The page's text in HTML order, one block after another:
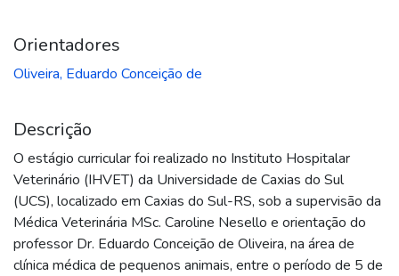
Orientadores
Oliveira, Eduardo Conceição de
Descrição
O estágio curricular foi realizado no Instituto Hospitalar
Veterinário (IHVET) da Universidade de Caxias do Sul
(UCS), localizado em Caxias do Sul-RS, sob a supervisão da
Médica Veterinária MSc. Caroline Nesello e orientação do
professor Dr. Eduardo Conceição de Oliveira, na área de
clínica médica de pequenos animais, entre o período de 5 de